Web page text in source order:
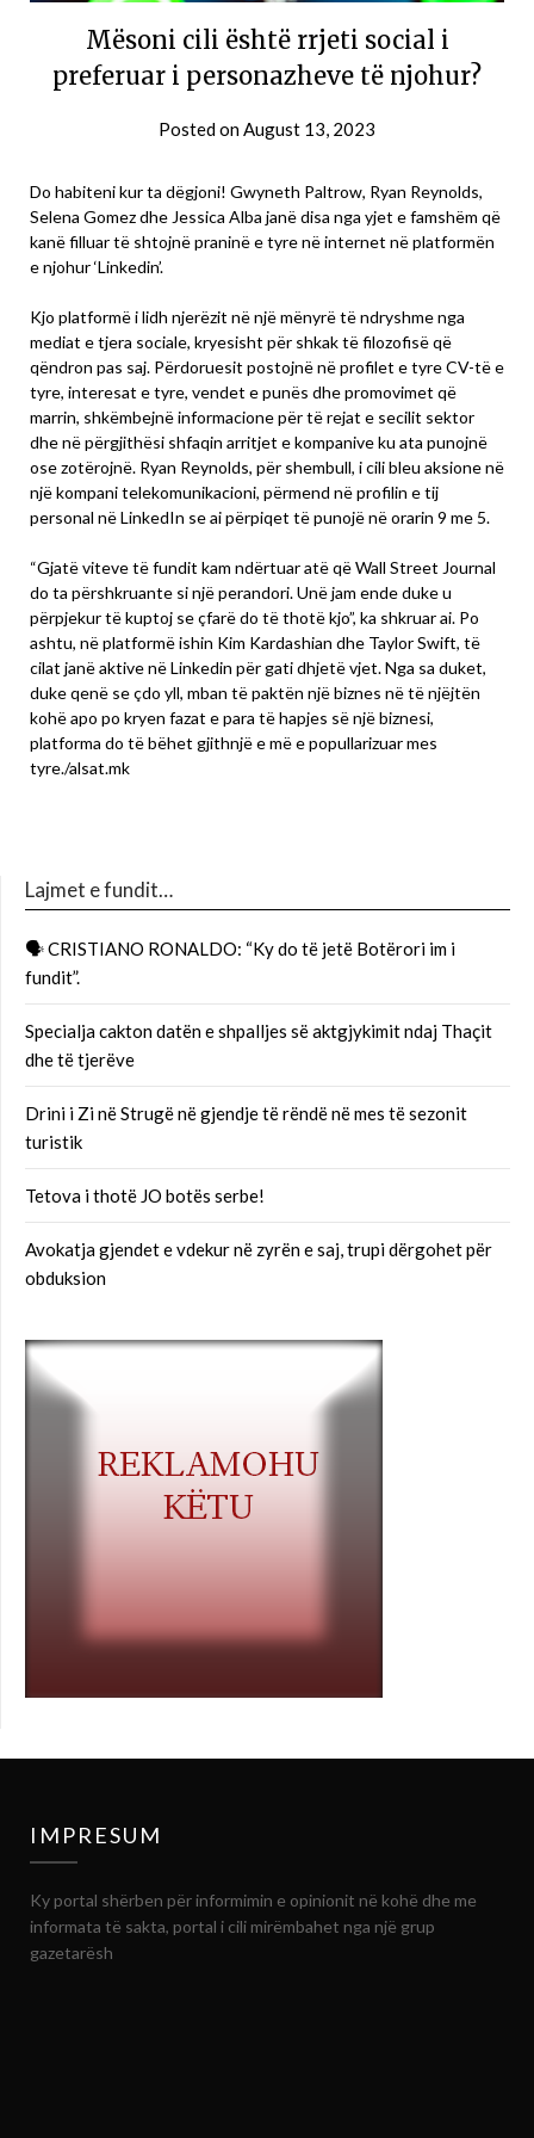
Mësoni cili është rrjeti social i
preferuar i personazheve të njohur?
Posted on August 13, 2023
Do habiteni kur ta dëgjoni! Gwyneth Paltrow, Ryan Reynolds,
Selena Gomez dhe Jessica Alba janë disa nga yjet e famshëm që
kanë filluar të shtojnë praninë e tyre në internet në platformën
e njohur ‘Linkedin’.
Kjo platformë i lidh njerëzit në një mënyrë të ndryshme nga
mediat e tjera sociale, kryesisht për shkak të filozofisë që
qëndron pas saj. Përdoruesit postojnë në profilet e tyre CV-të e
tyre, interesat e tyre, vendet e punës dhe promovimet që
marrin, shkëmbejnë informacione për të rejat e secilit sektor
dhe në përgjithësi shfaqin arritjet e kompanive ku ata punojnë
ose zotërojnë. Ryan Reynolds, për shembull, i cili bleu aksione në
një kompani telekomunikacioni, përmend në profilin e tij
personal në LinkedIn se ai përpiqet të punojë në orarin 9 me 5.
“Gjatë viteve të fundit kam ndërtuar atë që Wall Street Journal
do ta përshkruante si një perandori. Unë jam ende duke u
përpjekur të kuptoj se çfarë do të thotë kjo”, ka shkruar ai. Po
ashtu, në platformë ishin Kim Kardashian dhe Taylor Swift, të
cilat janë aktive në Linkedin për gati dhjetë vjet. Nga sa duket,
duke qenë se çdo yll, mban të paktën një biznes në të njëjtën
kohë apo po kryen fazat e para të hapjes së një biznesi,
platforma do të bëhet gjithnjë e më e popullarizuar mes
tyre./alsat.mk
Lajmet e fundit…
🗣 CRISTIANO RONALDO: “Ky do të jetë Botërori im i
fundit”.
Specialja cakton datën e shpalljes së aktgjykimit ndaj Thaçit
dhe të tjerëve
Drini i Zi në Strugë në gjendje të rëndë në mes të sezonit
turistik
Tetova i thotë JO botës serbe!
Avokatja gjendet e vdekur në zyrën e saj, trupi dërgohet për
obduksion
IMPRESUM
Ky portal shërben për informimin e opinionit në kohë dhe me
informata të sakta, portal i cili mirëmbahet nga një grup
gazetarësh